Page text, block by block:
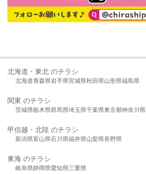
北海道・東北 のチラシ
北海道青森県岩手県宮城県秋田県山形県福島県
関東 のチラシ
茨城県栃木県群馬県埼玉県千葉県東京都神奈川県
甲信越・北陸 のチラシ
新潟県富山県石川県福井県山梨県長野県
東海 のチラシ
岐阜県静岡県愛知県三重県